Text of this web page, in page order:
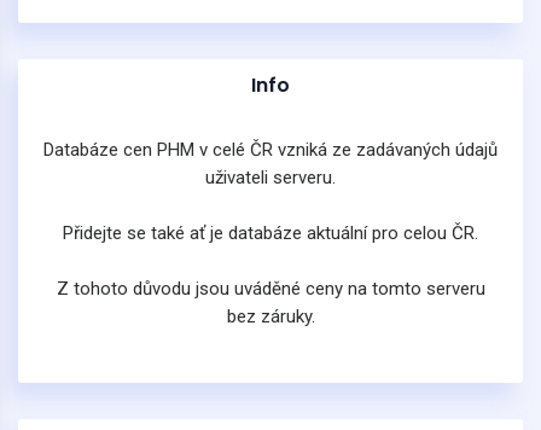
Info
Databáze cen PHM v celé ČR vzniká ze zadávaných údajů
uživateli serveru.
Přidejte se také ať je databáze aktuální pro celou ČR.
Z tohoto důvodu jsou uváděné ceny na tomto serveru
bez záruky.